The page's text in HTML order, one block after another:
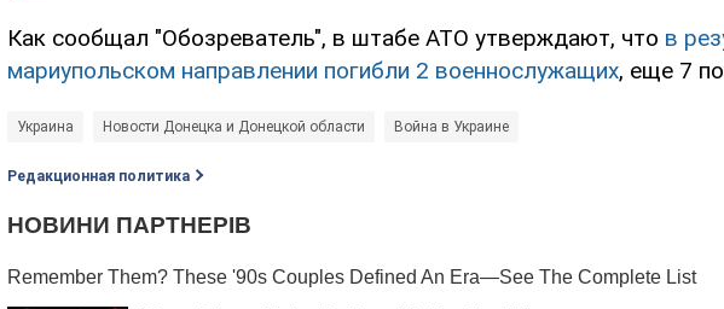
Как сообщал "Обозреватель", в штабе АТО утверждают, что в
мариупольском направлении погибли 2 военнослужащих, еще 7
Украина Новости Донецка и Донецкой области Война в Украине
Редакционная политика